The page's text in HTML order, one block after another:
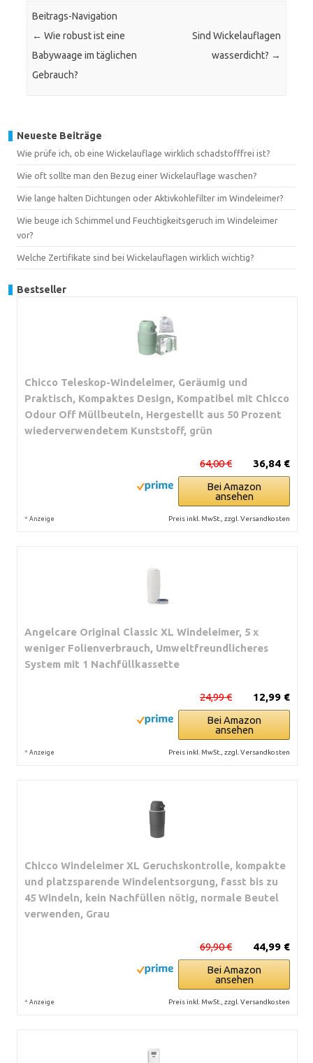
Beitrags-Navigation
← Wie robust ist eine
Babywaage im täglichen
Gebrauch?
Sind Wickelauflagen
wasserdicht? →
Neueste Beiträge
Wie prüfe ich, ob eine Wickelauflage wirklich schadstofffrei ist?
Wie oft sollte man den Bezug einer Wickelauflage waschen?
Wie lange halten Dichtungen oder Aktivkohlefilter im Windeleimer?
Wie beuge ich Schimmel und Feuchtigkeitsgeruch im Windeleimer
vor?
Welche Zertifikate sind bei Wickelauflagen wirklich wichtig?
Bestseller
Chicco Teleskop-Windeleimer, Geräumig und
Praktisch, Kompaktes Design, Kompatibel mit Chicco
Odour Off Müllbeuteln, Hergestellt aus 50 Prozent
wiederverwendetem Kunststoff, grün
36,84 €
64,00 €
Bei Amazon
ansehen
* Anzeige Preis inkl. MwSt., zzgl. Versandkosten
Angelcare Original Classic XL Windeleimer, 5 x
weniger Folienverbrauch, Umweltfreundlicheres
System mit 1 Nachfüllkassette
12,99 €
24,99 €
Bei Amazon
ansehen
* Anzeige Preis inkl. MwSt., zzgl. Versandkosten
Chicco Windeleimer XL Geruchskontrolle, kompakte
und platzsparende Windelentsorgung, fasst bis zu
45 Windeln, kein Nachfüllen nötig, normale Beutel
verwenden, Grau
44,99 €
69,90 €
Bei Amazon
ansehen
* Anzeige Preis inkl. MwSt., zzgl. Versandkosten